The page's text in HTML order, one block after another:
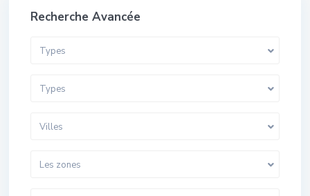
Recherche Avancée
Types
Types
Villes
Les zones